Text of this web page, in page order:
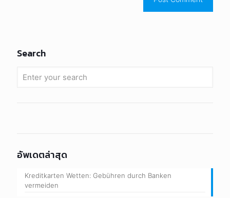
Search
อัพเดตล่าสุด
Kreditkarten Wetten: Gebühren durch Banken
vermeiden